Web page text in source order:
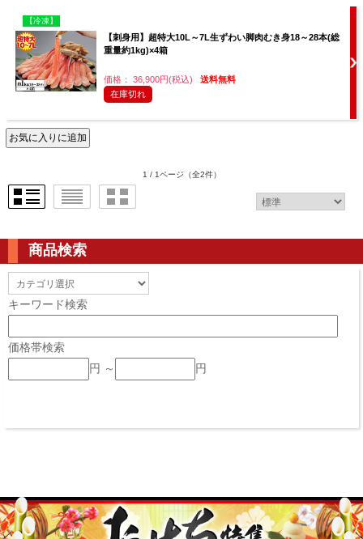
【冷凍】
【刺身用】超特大10L～7L生ずわい脚肉むき身18～28本(総
重量約1kg)×4箱
価格： 36,900円(税込)
送料無料
在庫切れ
1 / 1ページ （全2件）
商品検索
キーワード検索
価格帯検索
円 ～
円